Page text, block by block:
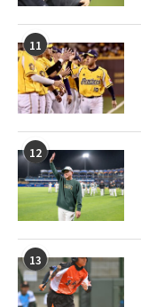
11
12
13